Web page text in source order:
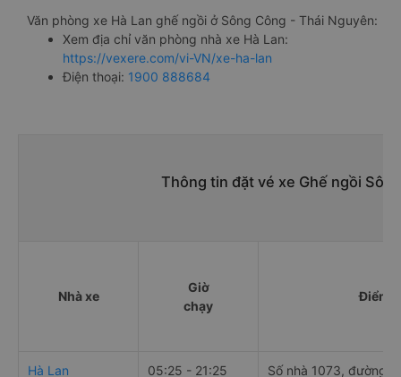
Văn phòng xe Hà Lan ghế ngồi ở Sông Công - Thái Nguyên:
Xem địa chỉ văn phòng nhà xe Hà Lan:
https://vexere.com/vi-VN/xe-ha-lan
Điện thoại: 1900 888684
Thông tin đặt vé xe Ghế ngồi
Nhà xe
Giờ
chạy
Điểm
Hà Lan 05:25 - 21:25 Số nhà 1073, đường